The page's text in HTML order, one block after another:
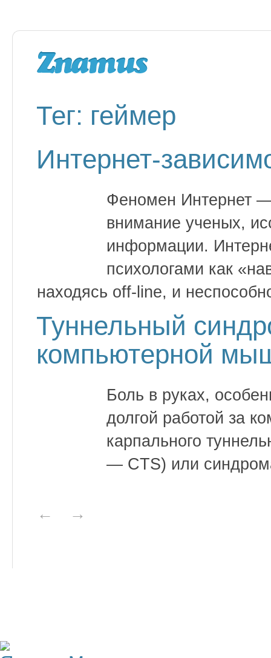
Тег: геймер
Интернет-
Феномен Интернет —
внимание ученых,
информации.
психологами как
находясь off-line, и
Туннельный
компьютерной
Боль в руках,
долгой работой за
карпального
— CTS) или
← →